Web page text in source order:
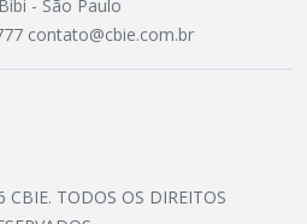
- São Paulo
contato@cbie.com.br
CBIE. TODOS OS DIREITOS